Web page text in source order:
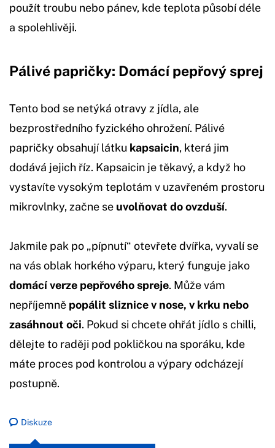
použít troubu nebo pánev, kde teplota působí déle
a spolehlivěji.
Pálivé papričky: Domácí pepřový sprej
Tento bod se netýká otravy z jídla, ale
bezprostředního fyzického ohrožení. Pálivé
papričky obsahují látku kapsaicin, která jim
dodává jejich říz. Kapsaicin je těkavý, a když ho
vystavíte vysokým teplotám v uzavřeném prostoru
mikrovlnky, začne se uvolňovat do ovzduší.
Jakmile pak po „pípnutí“ otevřete dvířka, vyvalí se
na vás oblak horkého výparu, který funguje jako
domácí verze pepřového spreje. Může vám
nepříjemně popálit sliznice v nose, v krku nebo
zasáhnout oči. Pokud si chcete ohřát jídlo s chilli,
dělejte to raději pod pokličkou na sporáku, kde
máte proces pod kontrolou a výpary odcházejí
postupně.
Diskuze